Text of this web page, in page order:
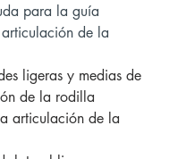
para la guía
de la
ligeras y medias de
de la rodilla
articulación de la